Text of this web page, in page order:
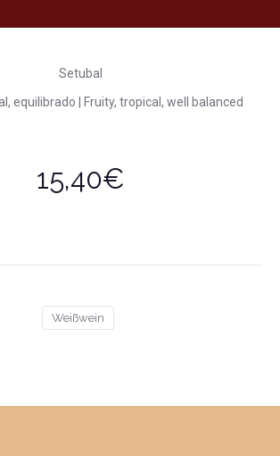
Setubal
equilibrado | Fruity, tropical, well balanced
15,40€
Weißwein